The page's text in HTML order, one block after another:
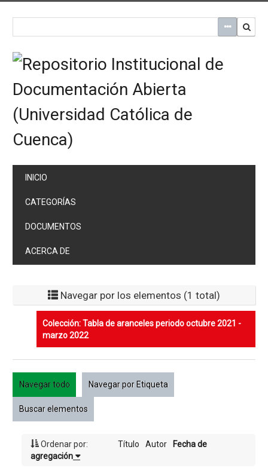
INICIO
CATEGORÍAS
DOCUMENTOS
ACERCA DE
Navegar por los elementos (1 total)
Colección: Tabla de aranceles periodo octubre 2021 -
marzo 2022
Navegar todo Navegar por Etiqueta
Buscar elementos
Ordenar por: Título Autor
Fecha de
agregación